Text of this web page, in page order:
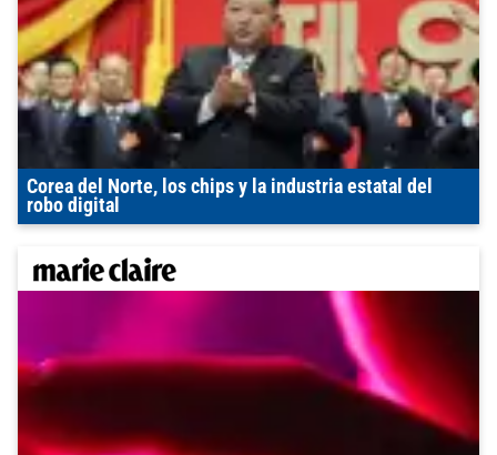
Corea del Norte, los chips y la industria estatal del
robo digital